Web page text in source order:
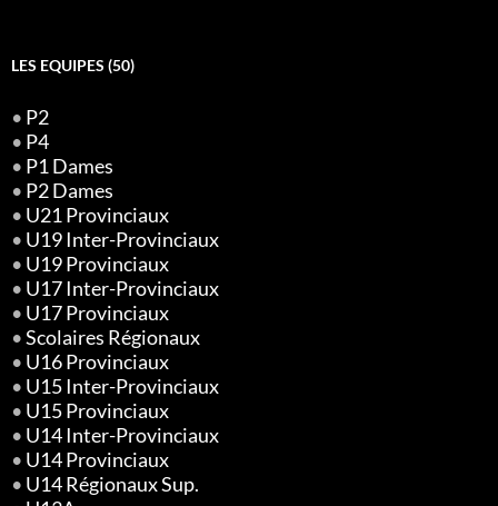
LES EQUIPES (50)
• P2
• P4
• P1 Dames
• P2 Dames
• U21 Provinciaux
• U19 Inter-Provinciaux
• U19 Provinciaux
• U17 Inter-Provinciaux
• U17 Provinciaux
•Scolaires Régionaux
• U16 Provinciaux
• U15 Inter-Provinciaux
• U15 Provinciaux
• U14 Inter-Provinciaux
• U14 Provinciaux
• U14 Régionaux Sup.